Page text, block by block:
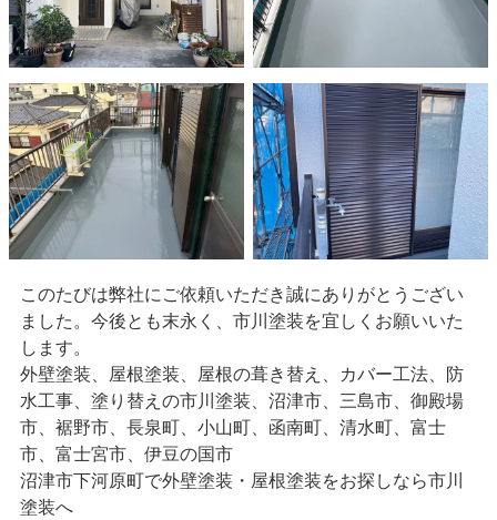
このたびは弊社にご依頼いただき誠にありがとうござい
ました。今後とも末永く、市川塗装を宜しくお願いいた
します。
外壁塗装、屋根塗装、屋根の葺き替え、カバー工法、防
水工事、塗り替えの市川塗装、沼津市、三島市、御殿場
市、裾野市、長泉町、小山町、函南町、清水町、富士
市、富士宮市、伊豆の国市
沼津市下河原町で外壁塗装・屋根塗装をお探しなら市川
塗装へ